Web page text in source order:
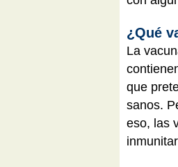
¿Qué
La
que
sanos.
eso, las